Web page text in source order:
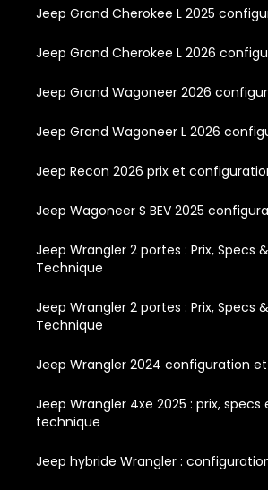
Jeep Grand Cherokee L 2025
Jeep Grand Cherokee L 2026
Jeep Grand Wagoneer 2026
Jeep Grand Wagoneer L 2026
Jeep Recon 2026 prix et
Jeep Wagoneer S BEV 2025
Jeep Wrangler 2 portes : Prix, Specs
Technique
Jeep Wrangler 2 portes : Prix, Specs
Technique
Jeep Wrangler 2024 configuration
Jeep Wrangler 4xe 2025 : prix,
technique
Jeep hybride Wrangler :